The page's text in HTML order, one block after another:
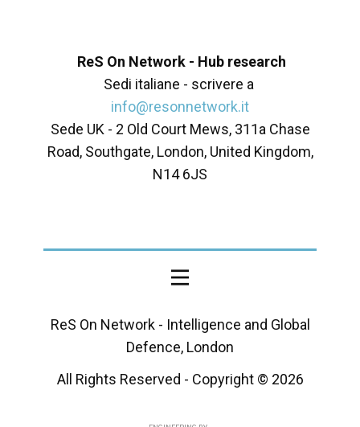
ReS On Network - Hub research
Sedi italiane - scrivere a
info@resonnetwork.it
Sede UK - ​2 Old Court Mews, 311a Chase
Road, Southgate, London, United Kingdom,
N14 6JS
ReS On Network - Intelligence and Global
Defence, London
All Rights Reserved - Copyright © 2026